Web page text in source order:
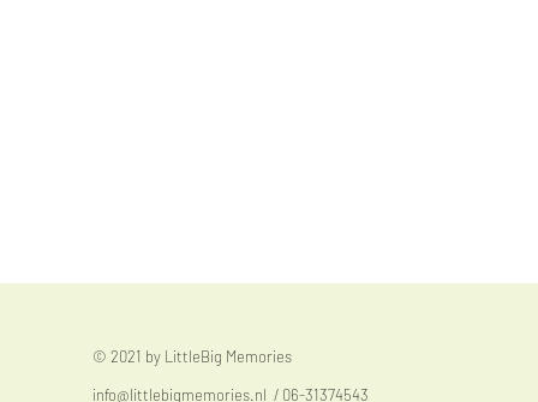
© 2021 by LittleBig Memories
info@littlebigmemories.nl / 06-31374543